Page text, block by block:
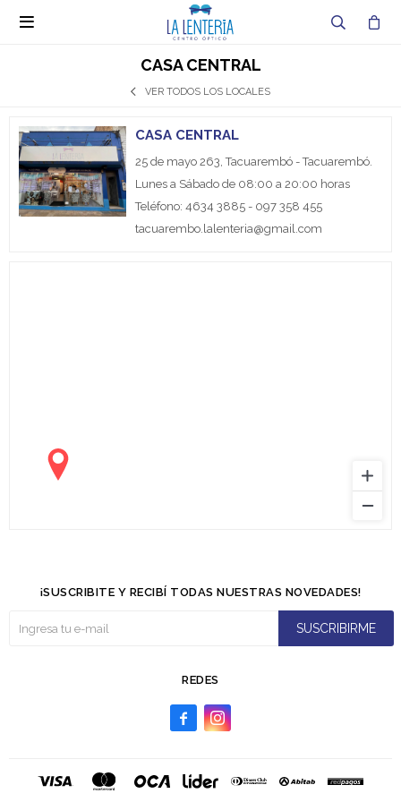

CASA CENTRAL
VER TODOS LOS LOCALES
CASA CENTRAL
25 de mayo 263, Tacuarembó - Tacuarembó.
Lunes a Sábado de 08:00 a 20:00 horas
Teléfono: 4634 3885 - 097 358 455
tacuarembo.lalenteria@gmail.com
REDES
 
¡SUSCRIBITE Y RECIBÍ TODAS NUESTRAS NOVEDADES!
SUSCRIBIRME